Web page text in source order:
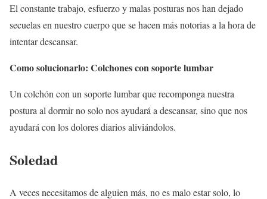
El constante trabajo, esfuerzo y malas posturas nos han dejado
secuelas en nuestro cuerpo que se hacen más notorias a la hora de
intentar descansar.
Como solucionarlo: Colchones con soporte lumbar
Un colchón con un soporte lumbar que recomponga nuestra
postura al dormir no solo nos ayudará a descansar, sino que nos
ayudará con los dolores diarios aliviándolos.
Soledad
A veces necesitamos de alguien más, no es malo estar solo, lo